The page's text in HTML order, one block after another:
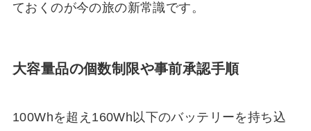
ておくのが今の旅の新常識です。
大容量品の個数制限や事前承認手順
100Whを超え160Wh以下のバッテリーを持ち込